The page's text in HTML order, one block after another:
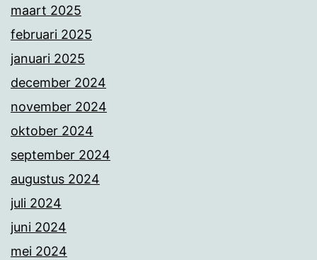
maart 2025
februari 2025
januari 2025
december 2024
november 2024
oktober 2024
september 2024
augustus 2024
juli 2024
juni 2024
mei 2024